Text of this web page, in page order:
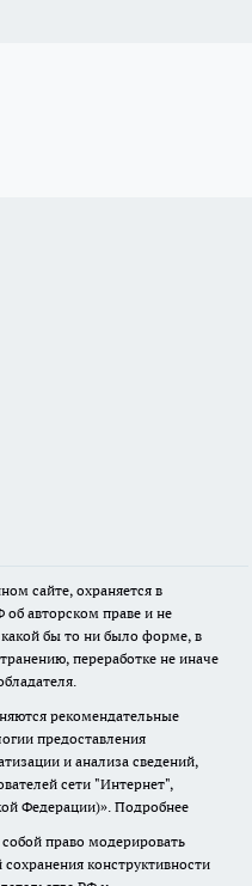
сайте, охраняется в
об авторском праве и не
бы то ни было форме, в
переработке не иначе
рекомендательные
предоставления
и анализа сведений,
сети "Интернет",
Федерации)». Подробнее
право модерировать
конструктивности